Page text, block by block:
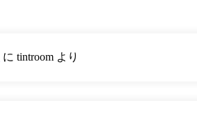
に tintroom より